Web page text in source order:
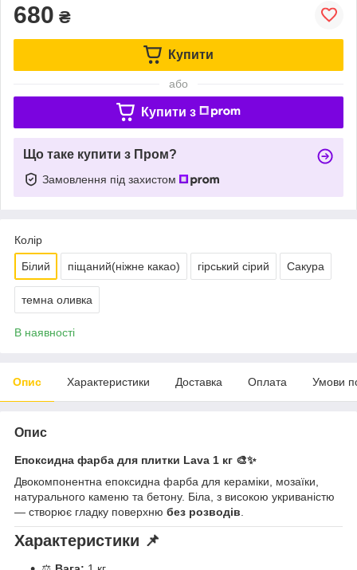
680 ₴
Купити
або
Купити з
Що таке купити з Пром?
Замовлення під захистом
Колір
Білий піщаний(ніжне какао) гірський сірий Сакура
темна оливка
В наявності
Опис Характеристики Доставка Оплата Умови
Опис
Епоксидна фарба для плитки Lava 1 кг 🎨✨
Двокомпонентна епоксидна фарба для кераміки, мозаїки,
натурального каменю та бетону. Біла, з високою укриваністю
— створює гладку поверхню без розводів
Характеристики 📌